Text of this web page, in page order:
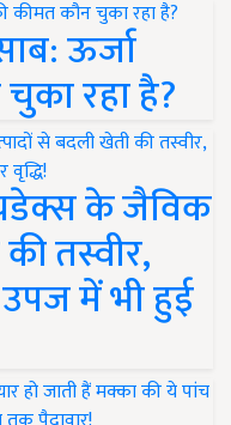
ऊर्जा
रहा है?
के जैविक
तस्वीर,
में भी हुई